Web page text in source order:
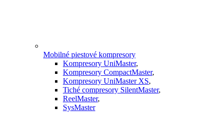
Mobilné piestové kompresory
Kompresory UniMaster,
Kompresory CompactMaster,
Kompresory UniMaster XS,
Tiché compresory SilentMaster,
ReelMaster,
SysMaster